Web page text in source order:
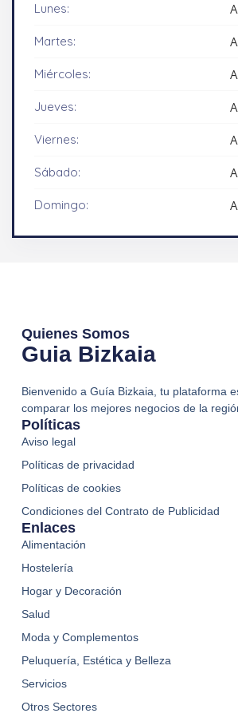
Lunes:
Martes:
Miércoles:
Jueves:
Viernes:
Sábado:
Domingo:
Quienes Somos
Guia Bizkaia
Bienvenido a Guía Bizkaia, tu plataforma
comparar los mejores negocios de la
Enlaces
Alimentación
Hostelería
Hogar y Decoración
Salud
Moda y Complementos
Peluquería, Estética y Belleza
Servicios
Otros Sectores
Políticas
Aviso legal
Políticas de privacidad
Políticas de cookies
Condiciones del Contrato de Publicidad